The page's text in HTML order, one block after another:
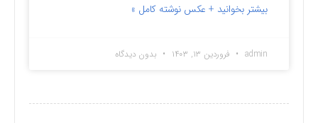
بیشتر بخوانید + عکس نوشته کامل »
admin فروردین ۱۳, ۱۴۰۳ بدون دیدگاه